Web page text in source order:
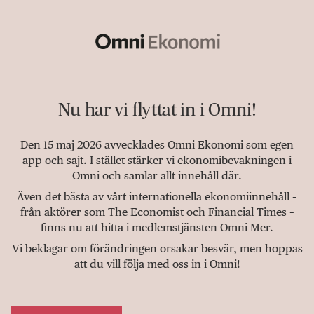
Nu har vi flyttat in i Omni!
Den 15 maj 2026 avvecklades Omni Ekonomi som egen
app och sajt. I stället stärker vi ekonomibevakningen i
Omni och samlar allt innehåll där.
Även det bästa av vårt internationella ekonomiinnehåll –
från aktörer som The Economist och Financial Times –
finns nu att hitta i medlemstjänsten Omni Mer.
Vi beklagar om förändringen orsakar besvär, men hoppas
att du vill följa med oss in i Omni!